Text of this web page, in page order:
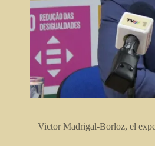
Victor Madrigal-Borloz, el